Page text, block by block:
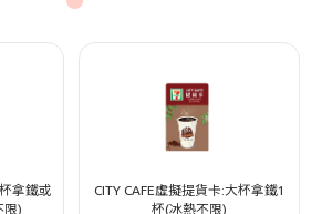
拿鐵或
限)
CITY CAFE虛擬提貨卡:大杯拿鐵1
杯(冰熱不限)